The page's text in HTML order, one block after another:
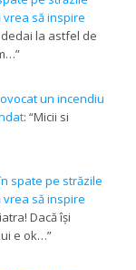
vrea să inspire
la astfel de
”
un incendiu
: “Micii si
spate pe străzile
vrea să inspire
Dacă își
e ok…”